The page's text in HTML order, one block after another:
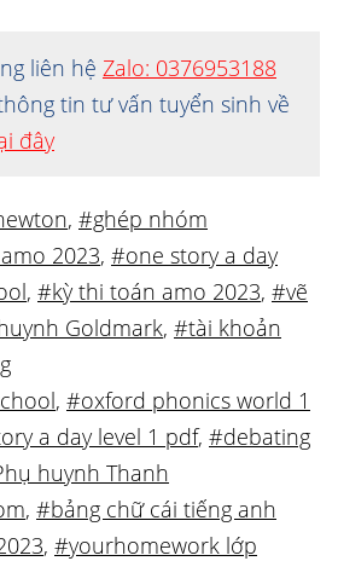
liên hệ Zalo: 0376953188
tin tư vấn tuyển sinh về
đây
, #ghép nhóm
2023, #one story a day
, #kỳ thi toán amo 2023, #vẽ
Goldmark, #tài khoản
, #oxford phonics world 1
a day level 1 pdf, #debating
huynh Thanh
, #bảng chữ cái tiếng anh
, #yourhomework lớp